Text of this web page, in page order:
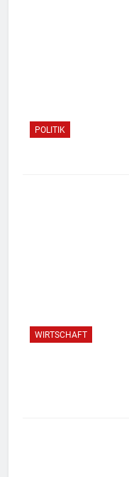
POLITIK
WIRTSCHAFT